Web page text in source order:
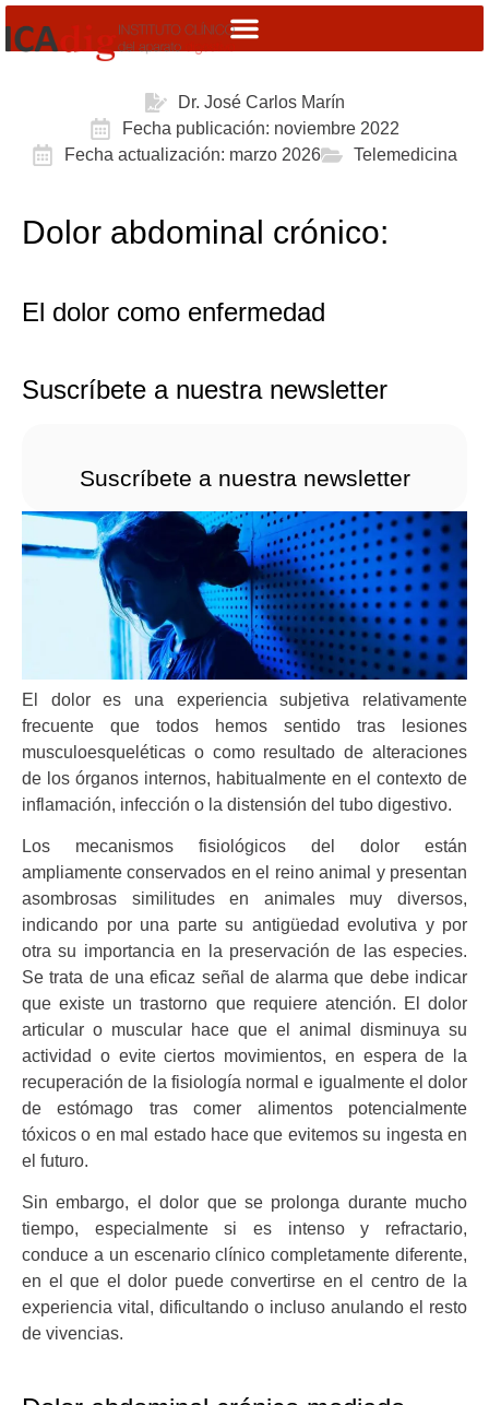
Dr. José Carlos Marín
Fecha publicación: noviembre 2022
Fecha actualización: marzo 2026
Telemedicina
Dolor abdominal crónico:
El dolor como enfermedad
Suscríbete a nuestra newsletter
Suscríbete a nuestra newsletter
El dolor es una experiencia subjetiva relativamente
frecuente que todos hemos sentido tras lesiones
musculoesqueléticas o como resultado de alteraciones
de los órganos internos, habitualmente en el contexto de
inflamación, infección o la distensión del tubo digestivo.
Los mecanismos fisiológicos del dolor están
ampliamente conservados en el reino animal y presentan
asombrosas similitudes en animales muy diversos,
indicando por una parte su antigüedad evolutiva y por
otra su importancia en la preservación de las especies.
Se trata de una eficaz señal de alarma que debe indicar
que existe un trastorno que requiere atención. El dolor
articular o muscular hace que el animal disminuya su
actividad o evite ciertos movimientos, en espera de la
recuperación de la fisiología normal e igualmente el dolor
de estómago tras comer alimentos potencialmente
tóxicos o en mal estado hace que evitemos su ingesta en
el futuro.
Sin embargo, el dolor que se prolonga durante mucho
tiempo, especialmente si es intenso y refractario,
conduce a un escenario clínico completamente diferente,
en el que el dolor puede convertirse en el centro de la
experiencia vital, dificultando o incluso anulando el resto
de vivencias.